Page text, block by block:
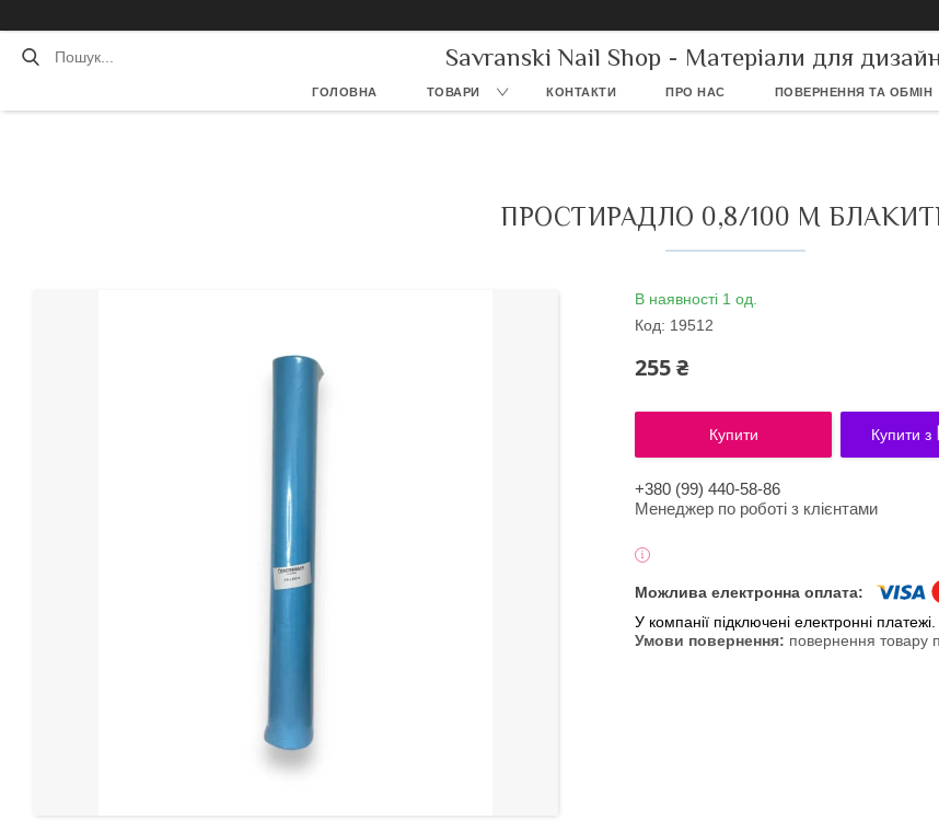
Savranski Nail Shop - Матеріали для
ГОЛОВНА ТОВАРИ КОНТАКТИ ПРО НАС ПОВЕРНЕННЯ ТА ОБМІН
ПРОСТИРАДЛО 0,8/100 М
В наявності 1 од.
Код: 19512
255 ₴
Купити Купити з
+380 (99) 440-58-86
Менеджер по роботі з клієнтами
У компанії підключені електронні
повернення товару